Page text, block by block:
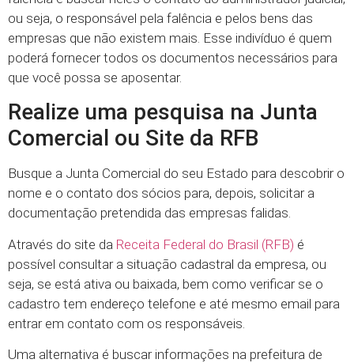
ou seja, o responsável pela falência e pelos bens das
empresas que não existem mais. Esse indivíduo é quem
poderá fornecer todos os documentos necessários para
que você possa se aposentar.
Realize uma pesquisa na Junta
Comercial ou Site da RFB
Busque a Junta Comercial do seu Estado para descobrir o
nome e o contato dos sócios para, depois, solicitar a
documentação pretendida das empresas falidas.
Através do site da Receita Federal do Brasil (RFB) é
possível consultar a situação cadastral da empresa, ou
seja, se está ativa ou baixada, bem como verificar se o
cadastro tem endereço telefone e até mesmo email para
entrar em contato com os responsáveis.
Uma alternativa é buscar informações na prefeitura de